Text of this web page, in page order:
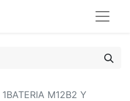
M12B2 Y